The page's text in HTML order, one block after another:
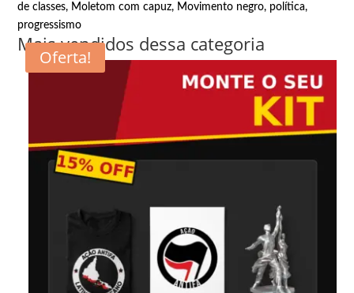
de classes, Moletom com capuz, Movimento negro, política,
progressismo
Mais vendidos dessa categoria
Oferta!